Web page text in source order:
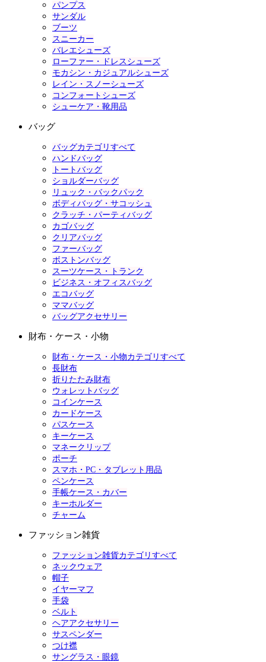
パンプス
サンダル
ブーツ
スニーカー
バレエシューズ
ローファー・ドレスシューズ
モカシン・カジュアルシューズ
レイン・スノーシューズ
コンフォートシューズ
シューケア・靴用品
バッグ
バッグカテゴリすべて
ハンドバッグ
トートバッグ
ショルダーバッグ
リュック・バックパック
ボディバッグ・サコッシュ
クラッチ・パーティバッグ
カゴバッグ
クリアバッグ
ファーバッグ
ボストンバッグ
スーツケース・トランク
ビジネス・オフィスバッグ
エコバッグ
ママバッグ
バッグアクセサリー
財布・ケース・小物
財布・ケース・小物カテゴリすべて
長財布
折りたたみ財布
ウォレットバッグ
コインケース
カードケース
パスケース
キーケース
マネークリップ
ポーチ
スマホ・PC・タブレット用品
ペンケース
手帳ケース・カバー
キーホルダー
チャーム
ファッション雑貨
ファッション雑貨カテゴリすべて
ネックウェア
帽子
イヤーマフ
手袋
ベルト
ヘアアクセサリー
サスペンダー
つけ襟
サングラス・眼鏡